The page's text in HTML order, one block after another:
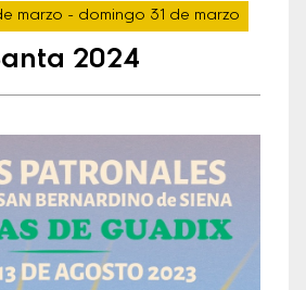
marzo - domingo 31 de marzo
2024